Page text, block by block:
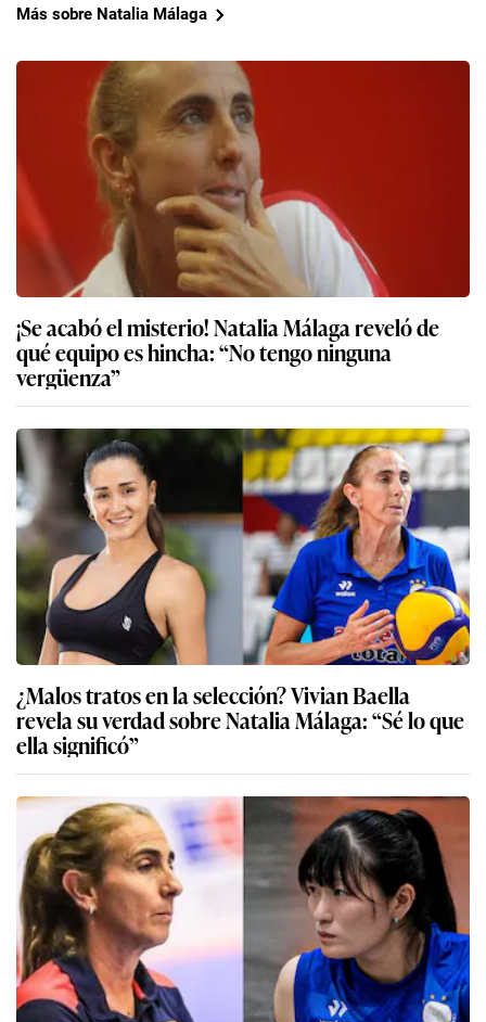
Más sobre Natalia Málaga
¡Se acabó el misterio! Natalia Málaga reveló de
qué equipo es hincha: “No tengo ninguna
vergüenza”
¿Malos tratos en la selección? Vivian Baella
revela su verdad sobre Natalia Málaga: “Sé lo que
ella significó”